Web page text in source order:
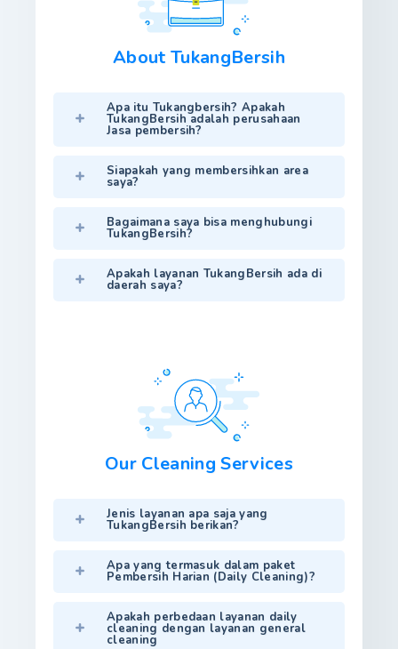
About TukangBersih
Apa itu Tukangbersih? Apakah
TukangBersih adalah perusahaan
Jasa pembersih?
Siapakah yang membersihkan area
saya?
Bagaimana saya bisa menghubungi
TukangBersih?
Apakah layanan TukangBersih ada di
daerah saya?
Our Cleaning Services
Jenis layanan apa saja yang
TukangBersih berikan?
Apa yang termasuk dalam paket
Pembersih Harian (Daily Cleaning)?
Apakah perbedaan layanan daily
cleaning dengan layanan general
cleaning